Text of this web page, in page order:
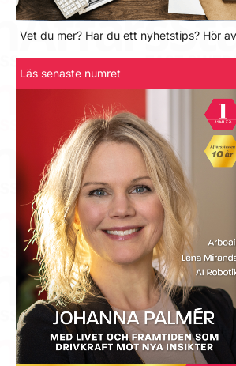
Vet du mer? Har du ett nyhetstips? Hör
Läs senaste numret